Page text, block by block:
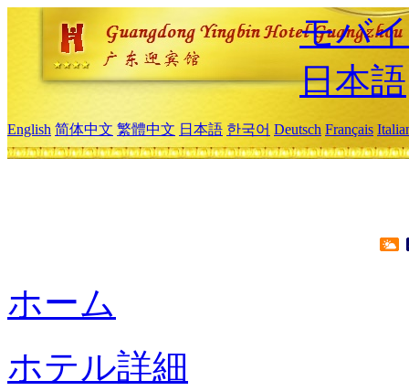
モバ
日本語
English 简体中文 繁體中文 日本語 한국어 Deutsch Français
ホーム
ホテル詳細